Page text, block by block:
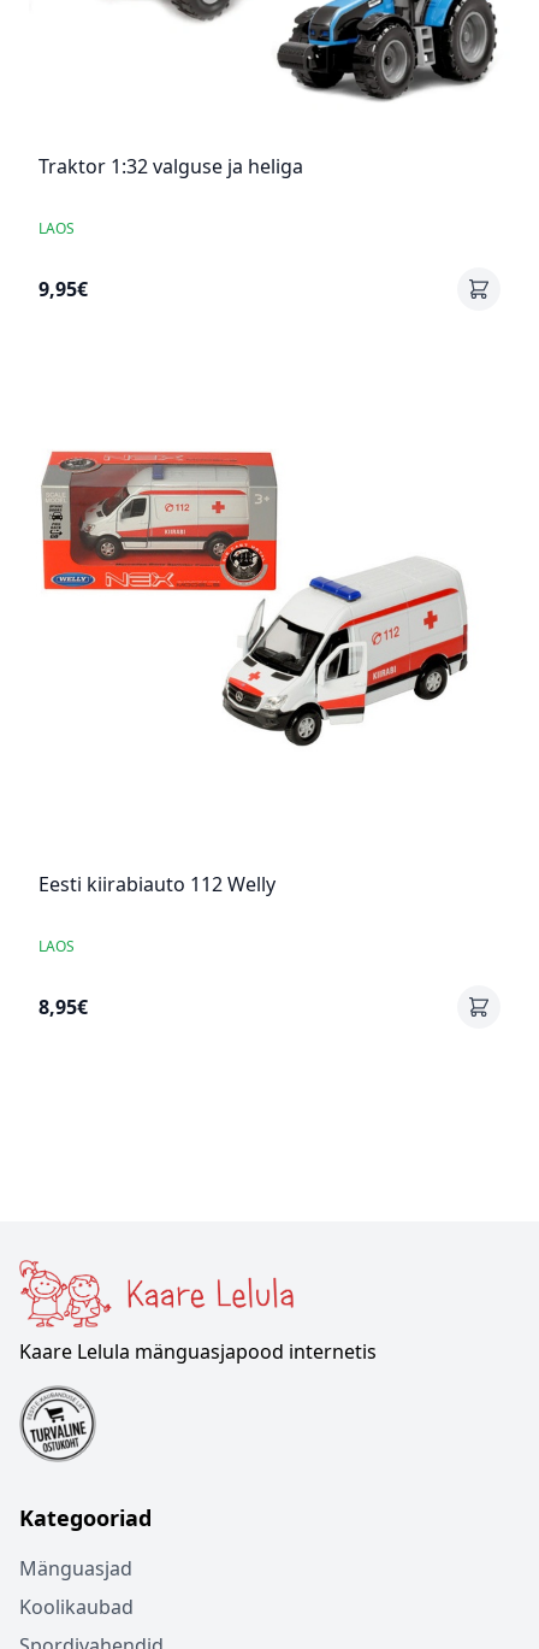
Traktor 1:32 valguse ja heliga
LAOS
9,95€
Eesti kiirabiauto 112 Welly
LAOS
8,95€
Kaare Lelula mänguasjapood internetis
Kategooriad
Mänguasjad
Koolikaubad